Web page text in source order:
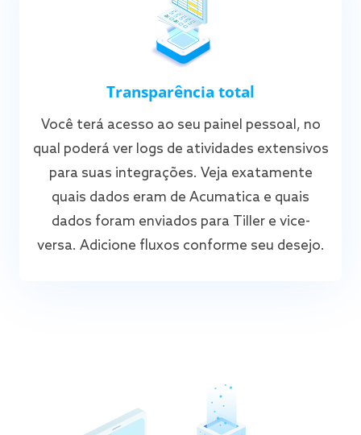
Transparência total
Você terá acesso ao seu painel pessoal, no
qual poderá ver logs de atividades extensivos
para suas integrações. Veja exatamente
quais dados eram de Acumatica e quais
dados foram enviados para Tiller e vice-
versa. Adicione fluxos conforme seu desejo.